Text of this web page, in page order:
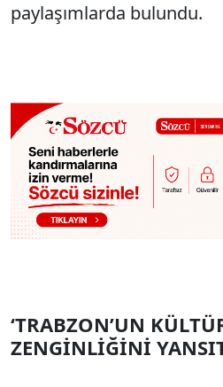
paylaşımlarda bulundu.
‘TRABZON’UN
ZENGİNLİĞİNİ